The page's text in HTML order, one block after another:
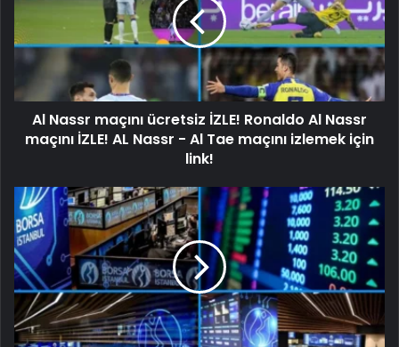
Al Nassr maçını ücretsiz İZLE! Ronaldo Al Nassr
maçını İZLE! AL Nassr - Al Tae maçını izlemek için
link!